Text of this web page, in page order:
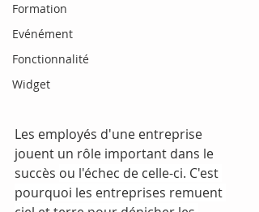
Formation
Evénément
Fonctionnalité
Widget
Les employés d'une entreprise
jouent un rôle important dans le
succès ou l'échec de celle-ci. C'est
pourquoi les entreprises remuent